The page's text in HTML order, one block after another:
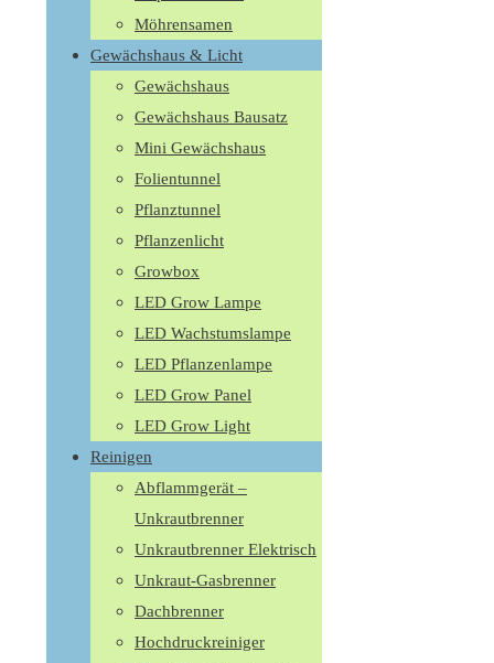
Möhrensamen
Gewächshaus & Licht
Gewächshaus
Gewächshaus Bausatz
Mini Gewächshaus
Folientunnel
Pflanztunnel
Pflanzenlicht
Growbox
LED Grow Lampe
LED Wachstumslampe
LED Pflanzenlampe
LED Grow Panel
LED Grow Light
Reinigen
Abflammgerät –
Unkrautbrenner
Unkrautbrenner Elektrisch
Unkraut-Gasbrenner
Dachbrenner
Hochdruckreiniger